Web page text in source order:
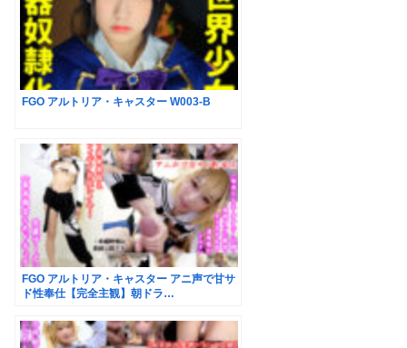
FGO アルトリア・キャスター W003-B
FGO アルトリア・キャスター アニ声で甘サ
ド性奉仕【完全主観】朝ドラ…